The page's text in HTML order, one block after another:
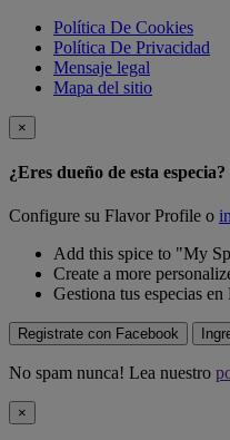
Política De Cookies
Política De Privacidad
Mensaje legal
Mapa del sitio
×
¿Eres dueño de esta especia?
Configure su Flavor Profile o
Add this spice to "My
Create a more
Gestiona tus especias
Registrate con Facebook
No spam nunca! Lea nuestro
×